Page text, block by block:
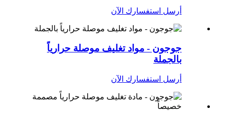
أرسل استفسارك الآن
جوجون - مواد تغليف موصلة حرارياً
بالجملة
أرسل استفسارك الآن